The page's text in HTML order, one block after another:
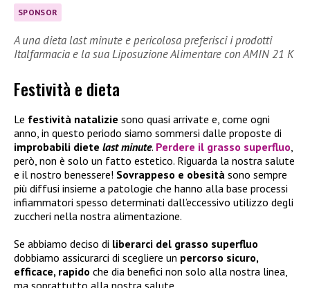
SPONSOR
A una dieta last minute e pericolosa preferisci i prodotti
Italfarmacia e la sua Liposuzione Alimentare con AMIN 21 K
Festività e dieta
Le festività natalizie sono quasi arrivate e, come ogni
anno, in questo periodo siamo sommersi dalle proposte di
improbabili diete last minute. Perdere il grasso superfluo,
però, non è solo un fatto estetico. Riguarda la nostra salute
e il nostro benessere! Sovrappeso e obesità sono sempre
più diffusi insieme a patologie che hanno alla base processi
infiammatori spesso determinati dall’eccessivo utilizzo degli
zuccheri nella nostra alimentazione.
Se abbiamo deciso di liberarci del grasso superfluo
dobbiamo assicurarci di scegliere un percorso sicuro,
efficace, rapido che dia benefici non solo alla nostra linea,